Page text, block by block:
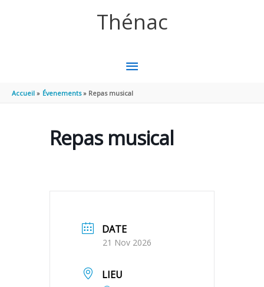
Thénac
MENU
PRINCIPAL
Accueil Évenements Repas musical
Repas musical
DATE
21 Nov 2026
LIEU